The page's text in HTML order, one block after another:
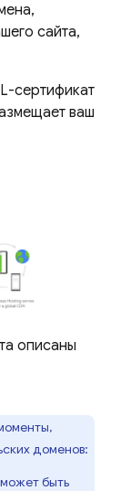
сайта,
сертификат
ваш
описаны
доменов:
быть